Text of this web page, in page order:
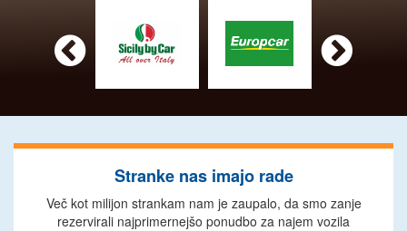
 
Stranke nas imajo rade
Več kot milijon strankam nam je zaupalo, da smo zanje
rezervirali najprimernejšo ponudbo za najem vozila